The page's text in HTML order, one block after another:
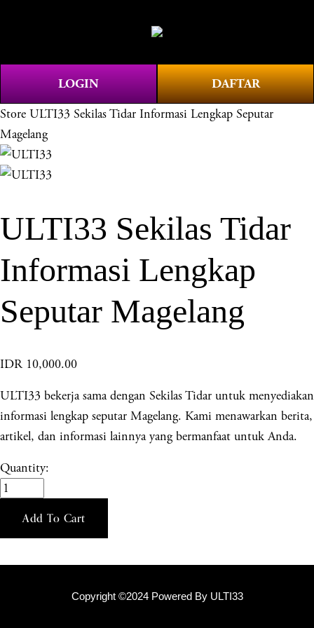
e
u
LOGIN DAFTAR
Store ULTI33 Sekilas Tidar Informasi Lengkap Seputar
Magelang
ULTI33 Sekilas Tidar
Informasi Lengkap
Seputar Magelang
IDR 10,000.00
ULTI33 bekerja sama dengan Sekilas Tidar untuk menyediakan
informasi lengkap seputar Magelang. Kami menawarkan berita,
artikel, dan informasi lainnya yang bermanfaat untuk Anda.
Quantity:
Add To Cart
Copyright ©2024 Powered By ULTI33